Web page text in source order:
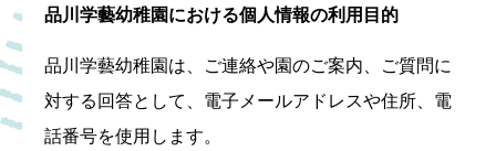
品川学藝幼稚園における個人情報の利用目的
品川学藝幼稚園は、ご連絡や園のご案内、ご質問に
対する回答として、電子メールアドレスや住所、電
話番号を使用します。